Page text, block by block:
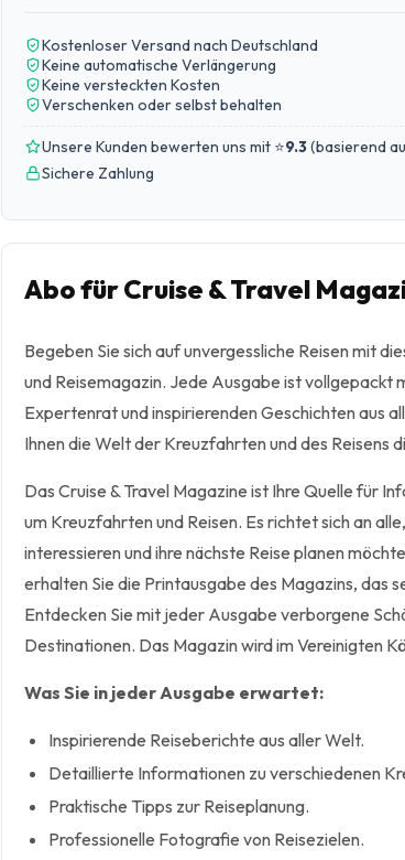
Kostenloser Versand nach Deutschland
Keine automatische Verlängerung
Keine versteckten Kosten
Verschenken oder selbst behalten
Unsere Kunden bewerten uns mit ⭐9.3(basierend
Sichere Zahlung
Abo für Cruise & Travel
Begeben Sie sich auf unvergessliche Reisen mit
und Reisemagazin. Jede Ausgabe ist vollgepackt
Expertenrat und inspirierenden Geschichten aus
Ihnen die Welt der Kreuzfahrten und des Reisens
Das Cruise & Travel Magazine ist Ihre Quelle für
um Kreuzfahrten und Reisen. Es richtet sich an
interessieren und ihre nächste Reise planen
erhalten Sie die Printausgabe des Magazins, das
Entdecken Sie mit jeder Ausgabe verborgene
Destinationen. Das Magazin wird im Vereinigten
Was Sie in jeder Ausgabe erwartet:
Inspirierende Reiseberichte aus aller Welt.
Detaillierte Informationen zu verschiedenen
Praktische Tipps zur Reiseplanung.
Professionelle Fotografie von Reisezielen.